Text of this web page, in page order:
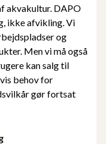
akvakultur. DAPO
ikke afvikling. Vi
og
Men vi må også
kan salg til
behov for
gør fortsat